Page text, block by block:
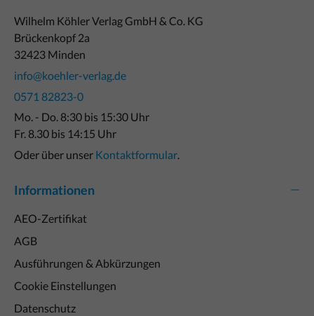
Wilhelm Köhler Verlag GmbH & Co. KG
Brückenkopf 2a
32423 Minden
info@koehler-verlag.de
0571 82823-0
Mo. - Do. 8:30 bis 15:30 Uhr
Fr. 8.30 bis 14:15 Uhr
Oder über unser Kontaktformular
Informationen
AEO-Zertifikat
AGB
Ausführungen & Abkürzungen
Cookie Einstellungen
Datenschutz